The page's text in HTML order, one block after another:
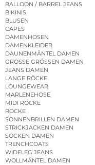
BALLOON / BARREL JEANS
BIKINIS
BLUSEN
CAPES
DAMENHOSEN
DAMENKLEIDER
DAUNENMÄNTEL DAMEN
GROSSE GRÖSSEN DAMEN
JEANS DAMEN
LANGE RÖCKE
LOUNGEWEAR
MARLENEHOSE
MIDI RÖCKE
RÖCKE
SONNENBRILLEN DAMEN
STRICKJACKEN DAMEN
SOCKEN DAMEN
TRENCHCOATS
WIDELEG JEANS
WOLLMÄNTEL DAMEN